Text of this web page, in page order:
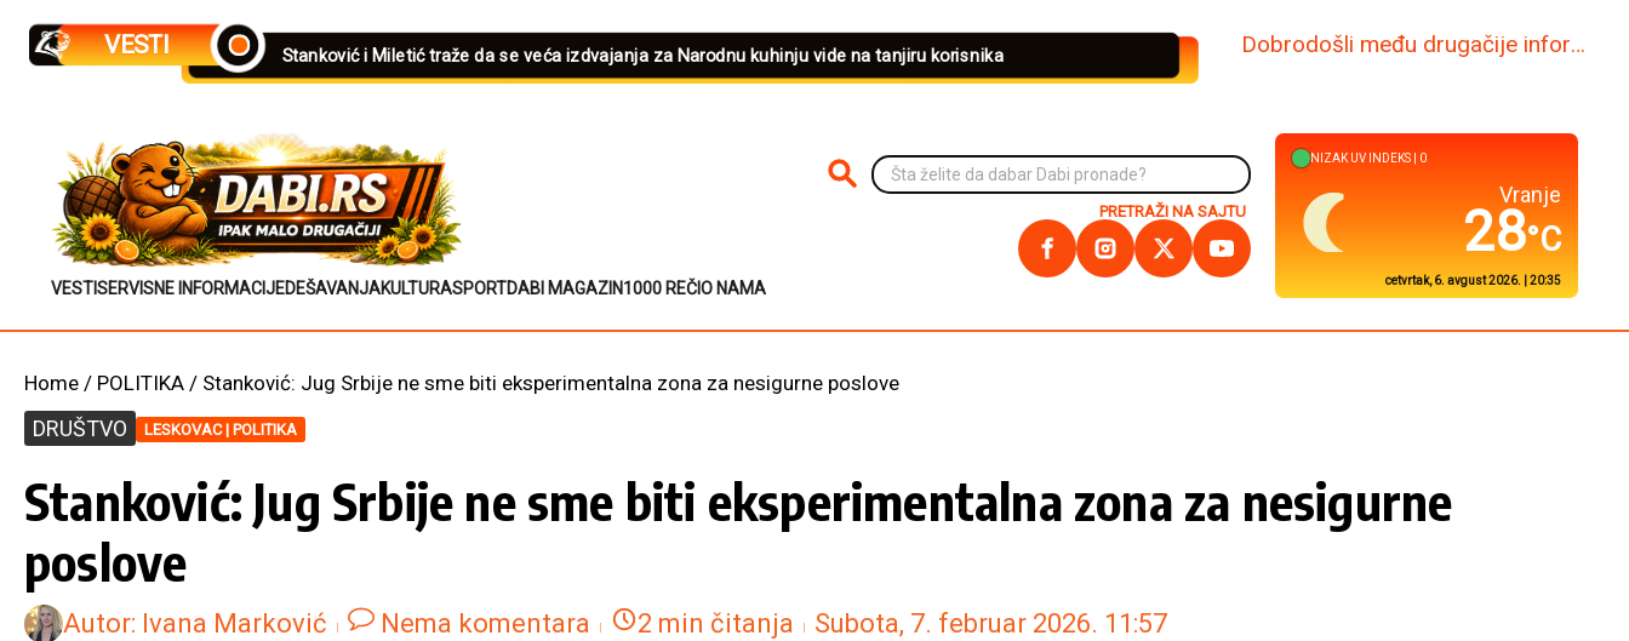
VESTI Stanković i Miletić traže da se veća izdvajanja za Narodnu kuhinju vide na tanjiru korisnika www.dabi.rs
VESTISERVISNE INFORMACIJEDEŠAVANJAKULTURASPORTDABI MAGAZIN1000 REČIO NAMA
PRETRAŽI NA SAJTU
PRETRAŽI NA SAJTU
NIZAKUV INDEKS | 0
Kuršumlija
29°C
cetvrtak, 6. avgust 2026. | 20:35
Home / POLITIKA / Stanković: Jug Srbije ne sme biti eksperimentalna zona za nesigurne poslove
DRUŠTVO LESKOVAC | POLITIKA
Stanković: Jug Srbije ne sme biti eksperimentalna zona za nesigurne
poslove
Autor: Ivana Marković Nema komentara 2 min čitanja Subota, 7. februar 2026. 11:57